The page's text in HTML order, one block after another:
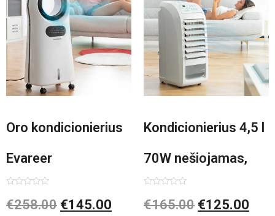
Oro kondicionierius
Evareer
INNOVAGOODS 90W
0
iš
€258.00 €145.00
Kondicionierius 4,5 l
70W nešiojamas,
garinis
0
iš
€165.00 €125.00